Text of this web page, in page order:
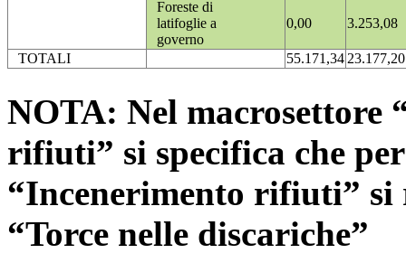
Foreste di
latifoglie a
governo
0,00 3.253,08
TOTALI 55.171,3423.177,20
NOTA: Nel macrosettore
rifiuti” si specifica che
“Incenerimento rifiuti”
“Torce nelle discariche”